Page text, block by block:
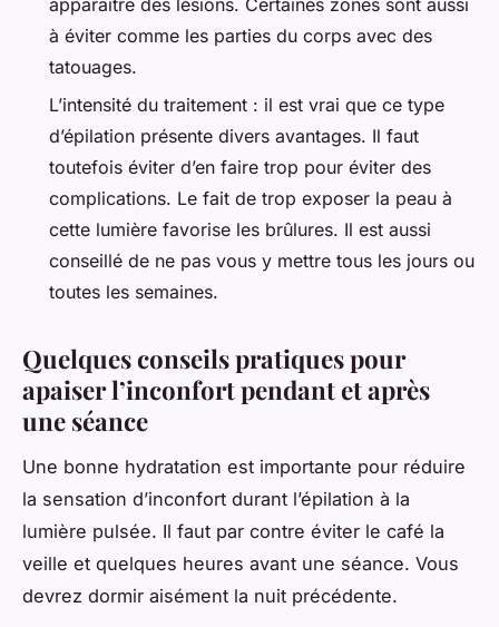
à éviter comme les parties du corps avec des
tatouages.
L’intensité du traitement : il est vrai que ce type
d’épilation présente divers avantages. Il faut
toutefois éviter d’en faire trop pour éviter des
complications. Le fait de trop exposer la peau à
cette lumière favorise les brûlures. Il est aussi
conseillé de ne pas vous y mettre tous les jours ou
toutes les semaines.
Quelques conseils pratiques pour
apaiser l’inconfort pendant et après
une séance
Une bonne hydratation est importante pour réduire
la sensation d’inconfort durant l’épilation à la
lumière pulsée. Il faut par contre éviter le café la
veille et quelques heures avant une séance. Vous
devrez dormir aisément la nuit précédente.